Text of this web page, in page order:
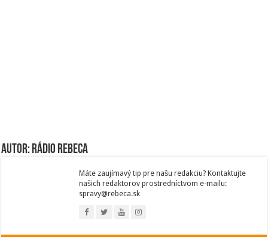
Autor: Rádio Rebeca
Máte zaujímavý tip pre našu redakciu? Kontaktujte
našich redaktorov prostredníctvom e-mailu:
spravy@rebeca.sk